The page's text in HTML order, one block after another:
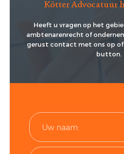
Kötter Advocatuur
Heeft u vragen op het
ambtenarenrecht of
gerust contact met ons op of
button.